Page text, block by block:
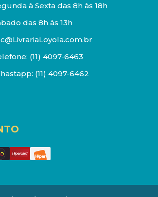
à Sexta das 8h às 18h
das 8h às 13h
(11) 4097-6463
(11) 4097-6462